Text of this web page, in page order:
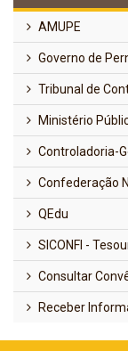
AMUPE
Governo de
Tribunal de
Ministério
Controladoria-
Confederação
QEdu
SICONFI -
Consultar
Receber